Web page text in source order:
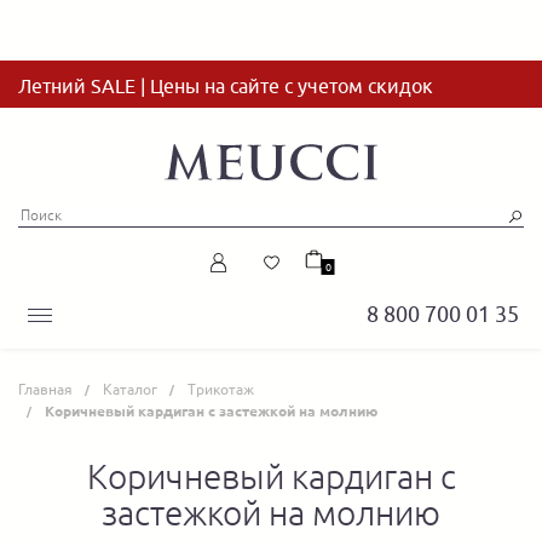
Летний SALE | Цены на сайте с учетом скидок
8 800 700 01 35
0
Главная Каталог Трикотаж
Коричневый кардиган с застежкой на молнию
Коричневый кардиган с
застежкой на молнию